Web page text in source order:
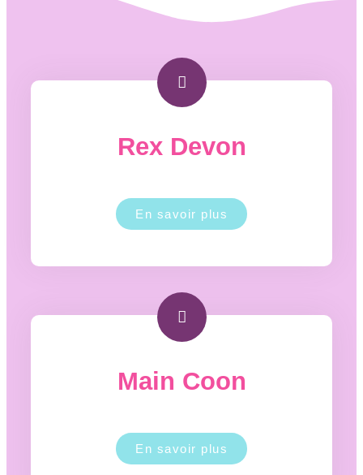
Rex Devon
En savoir plus
Main Coon
En savoir plus